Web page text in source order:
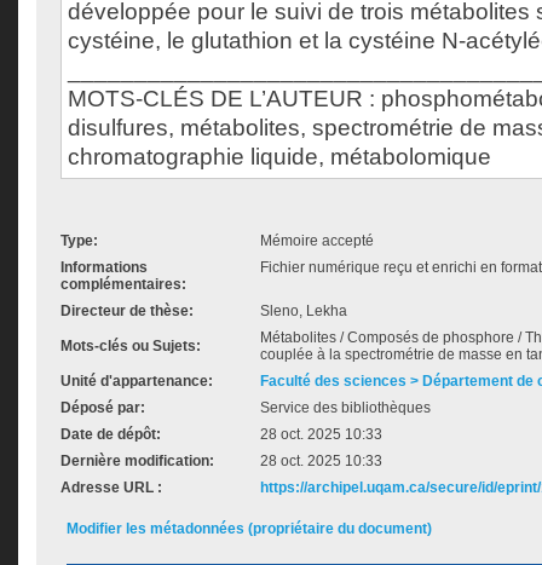
développée pour le suivi de trois métabolites
cystéine, le glutathion et la cystéine N-
MOTS-CLÉS DE L’AUTEUR :
disulfures, métabolites, spectrométrie de
chromatographie liquide, métabolomique
Type:
Mémoire accepté
Informations
complémentaires:
Fichier numérique reçu et enrichi en
Directeur de thèse: Sleno, Lekha
Mots-clés ou Sujets:
Métabolites / Composés de phosphore /
couplée à la spectrométrie de masse en
Unité d'appartenance:
Faculté des sciences > Département de
Déposé par:
Service des bibliothèques
Date de dépôt:
28 oct. 2025 10:33
Dernière modification:
28 oct. 2025 10:33
Adresse URL :
https://archipel.uqam.ca/secure/id/
Modifier les métadonnées (propriétaire du document)